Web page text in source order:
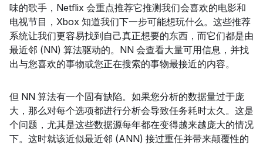
味的歌手，Netflix 会重点推荐它推测我们会喜欢的电影和
电视节目，Xbox 知道我们下一步可能想玩什么。这些推荐
系统让我们更容易找到自己真正想要的东西，而它们都是由
最近邻 (NN) 算法驱动的。NN 会查看大量可用信息，并找
出与您喜欢的事物或您正在搜索的事物最接近的内容。
但 NN 算法有一个固有缺陷。如果您分析的数据量过于庞
大，那么对每个选项都进行分析会导致任务耗时太久。这是
个问题，尤其是这些数据源每年都在变得越来越庞大的情况
下。这时就该近似最近邻 (ANN) 接过重任并带来颠覆性的